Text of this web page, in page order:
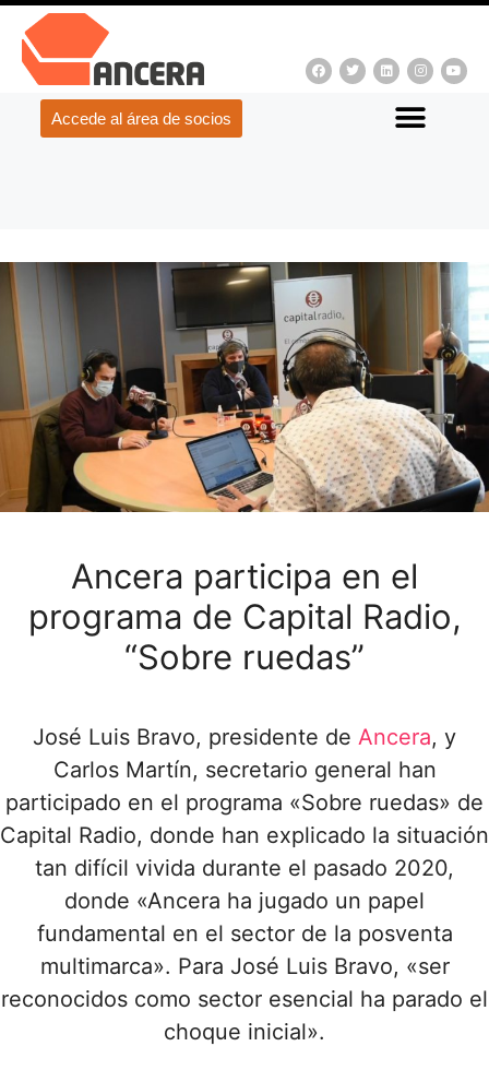
Accede al área de socios
Ancera participa en el
programa de Capital Radio,
“Sobre ruedas”
José Luis Bravo, presidente de Ancera, y
Carlos Martín, secretario general han
participado en el programa «Sobre ruedas» de
Capital Radio, donde han explicado la situación
tan difícil vivida durante el pasado 2020,
donde «Ancera ha jugado un papel
fundamental en el sector de la posventa
multimarca». Para José Luis Bravo, «ser
reconocidos como sector esencial ha parado el
choque inicial».